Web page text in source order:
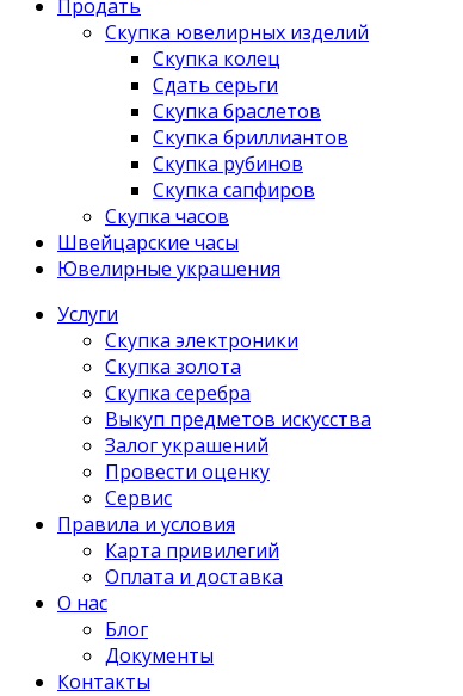
Продать
Скупка ювелирных изделий
Скупка колец
Сдать серьги
Скупка браслетов
Скупка бриллиантов
Скупка рубинов
Скупка сапфиров
Скупка часов
Швейцарские часы
Ювелирные украшения
Услуги
Скупка электроники
Скупка золота
Скупка серебра
Выкуп предметов искусства
Залог украшений
Провести оценку
Сервис
Правила и условия
Карта привилегий
Оплата и доставка
О нас
Блог
Документы
Контакты